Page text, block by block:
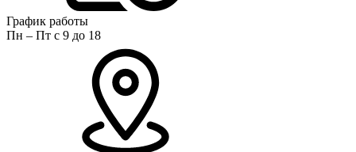
График работы
Пн – Пт с 9 до 18